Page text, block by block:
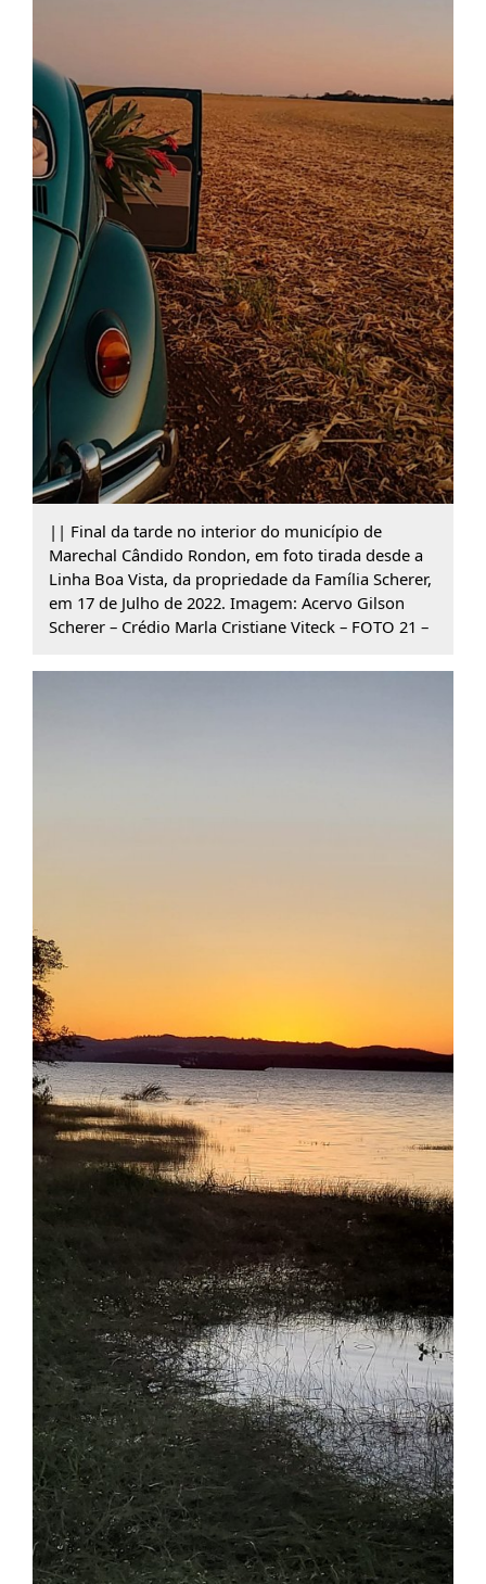
|| Final da tarde no interior do município de
Marechal Cândido Rondon, em foto tirada desde a
Linha Boa Vista, da propriedade da Família Scherer,
em 17 de Julho de 2022. Imagem: Acervo Gilson
Scherer – Crédio Marla Cristiane Viteck – FOTO 21 –